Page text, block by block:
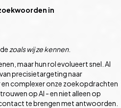
in
zoals wij ze kennen.
maar hun rol evolueert snel. AI
precisietargeting naar
complexer onze zoekopdrachten
op AI - en niet alleen op
te brengen met antwoorden.